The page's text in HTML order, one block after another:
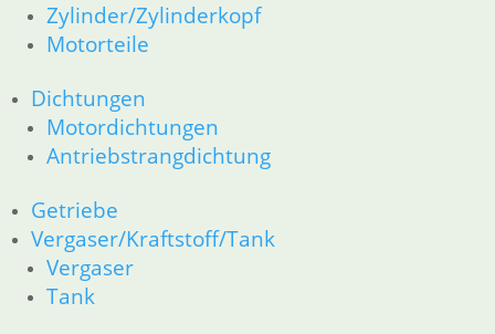
Zylinder/Zylinderkopf
Motorteile
Dichtungen
Motordichtungen
Antriebstrangdichtung
Getriebe
Vergaser/Kraftstoff/Tank
Vergaser
Tank